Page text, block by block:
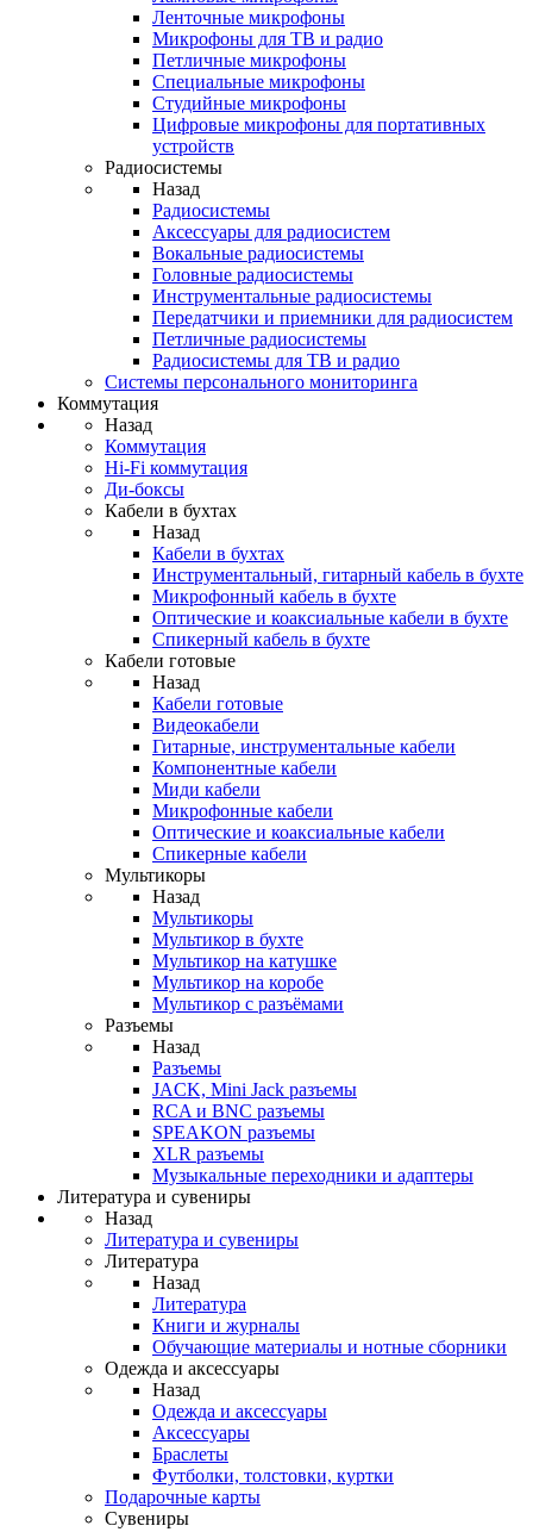
Ленточные микрофоны
Микрофоны для ТВ и радио
Петличные микрофоны
Специальные микрофоны
Студийные микрофоны
Цифровые микрофоны для портативных
устройств
Радиосистемы
Назад
Радиосистемы
Аксессуары для радиосистем
Вокальные радиосистемы
Головные радиосистемы
Инструментальные радиосистемы
Передатчики и приемники для радиосистем
Петличные радиосистемы
Радиосистемы для ТВ и радио
Системы персонального мониторинга
Коммутация
Назад
Коммутация
Hi-Fi коммутация
Ди-боксы
Кабели в бухтах
Назад
Кабели в бухтах
Инструментальный, гитарный кабель в бухте
Микрофонный кабель в бухте
Оптические и коаксиальные кабели в бухте
Спикерный кабель в бухте
Кабели готовые
Назад
Кабели готовые
Видеокабели
Гитарные, инструментальные кабели
Компонентные кабели
Миди кабели
Микрофонные кабели
Оптические и коаксиальные кабели
Спикерные кабели
Мультикоры
Назад
Мультикоры
Мультикор в бухте
Мультикор на катушке
Мультикор на коробе
Мультикор с разъёмами
Разъемы
Назад
Разъемы
JACK, Mini Jack разъемы
RCA и BNC разъемы
SPEAKON разъемы
XLR разъемы
Музыкальные переходники и адаптеры
Литература и сувениры
Назад
Литература и сувениры
Литература
Назад
Литература
Книги и журналы
Обучающие материалы и нотные сборники
Одежда и аксессуары
Назад
Одежда и аксессуары
Аксессуары
Браслеты
Футболки, толстовки, куртки
Подарочные карты
Сувениры